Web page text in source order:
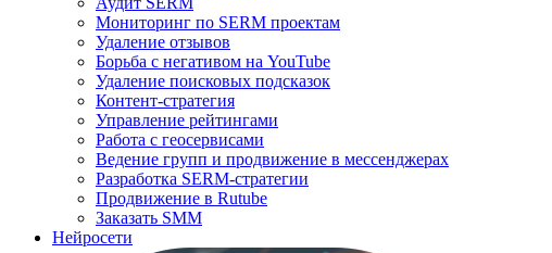
Мониторинг по SERM проектам
Удаление отзывов
Борьба с негативом на YouTube
Удаление поисковых подсказок
Контент-стратегия
Управление рейтингами
Работа с геосервисами
Ведение групп и продвижение в мессенджерах
Разработка SERM-стратегии
Продвижение в Rutube
Заказать SMM
Нейросети